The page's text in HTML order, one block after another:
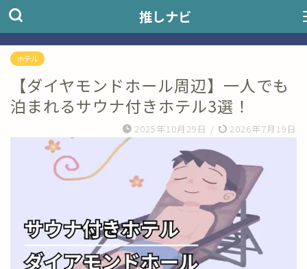
推しナビ
ホテル
【ダイヤモンドホール周辺】一人でも
泊まれるサウナ付きホテル3選！
2025年10月29日 / 2026年7月19日